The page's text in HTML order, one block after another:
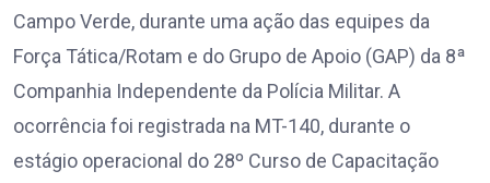
Campo Verde, durante uma ação das equipes da
Força Tática/Rotam e do Grupo de Apoio (GAP) da 8ª
Companhia Independente da Polícia Militar. A
ocorrência foi registrada na MT-140, durante o
estágio operacional do 28º Curso de Capacitação